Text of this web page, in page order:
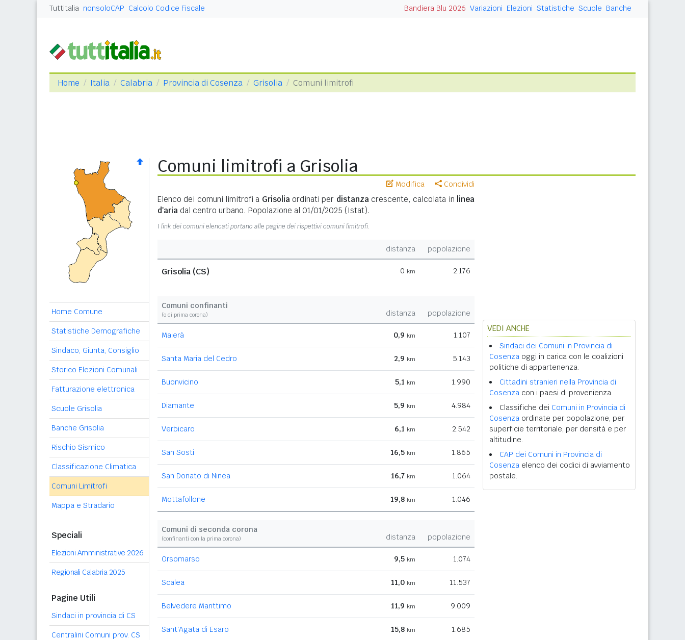
Tuttitalia nonsoloCAP Calcolo Codice Fiscale Bandiera Blu 2026 Variazioni Elezioni Statistiche Scuole Banche
Home Italia Calabria Provincia di Cosenza Grisolia Comuni limitrofi
Home Comune
Statistiche Demografiche
Sindaco, Giunta, Consiglio
Storico Elezioni Comunali
Fatturazione elettronica
Scuole Grisolia
Banche Grisolia
Rischio Sismico
Classificazione Climatica
Comuni Limitrofi
Mappa e Stradario
Speciali
Elezioni Amministrative 2026
Regionali Calabria 2025
Pagine Utili
Sindaci in provincia di CS
Centralini Comuni prov. CS
Comuni limitrofi a Grisolia
Modifica Condividi
Elenco dei comuni limitrofi a Grisoliaordinati per distanzacrescente, calcolata in linea
d'aria dal centro urbano. Popolazione al 01/01/2025 (Istat).
I link dei comuni elencati portano alle pagine dei rispettivi comuni limitrofi.
distanza popolazione
Grisolia (CS) 0 km 2.176
Comuni confinanti
(o di prima corona) distanza popolazione
Maierà 0,9 km 1.107
Santa Maria del Cedro 2,9 km 5.143
Buonvicino 5,1 km 1.990
Diamante 5,9 km 4.984
Verbicaro 6,1 km 2.542
San Sosti 16,5 km 1.865
San Donato di Ninea 16,7 km 1.064
Mottafollone 19,8 km 1.046
Comuni di seconda corona
(confinanti con la prima corona) distanza popolazione
Orsomarso 9,5 km 1.074
Scalea 11,0 km 11.537
Belvedere Marittimo 11,9 km 9.009
Sant'Agata di Esaro 15,8 km 1.685
VEDI ANCHE
Sindaci dei Comuni in Provincia di
Cosenza oggi in carica con le coalizioni
politiche di appartenenza.
Cittadini stranieri nella Provincia di
Cosenza con i paesi di provenienza.
Classifiche dei Comuni in Provincia di
Cosenza ordinate per popolazione, per
superficie territoriale, per densità e per
altitudine.
CAP dei Comuni in Provincia di
Cosenza elenco dei codici di avviamento
postale.